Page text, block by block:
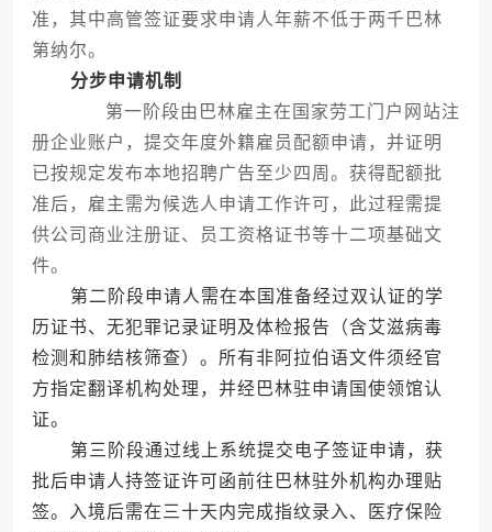
准，其中高管签证要求申请人年薪不低于两千巴林
第纳尔。
分步申请机制
第一阶段由巴林雇主在国家劳工门户网站注
册企业账户，提交年度外籍雇员配额申请，并证明
已按规定发布本地招聘广告至少四周。获得配额批
准后，雇主需为候选人申请工作许可，此过程需提
供公司商业注册证、员工资格证书等十二项基础文
件。
第二阶段申请人需在本国准备经过双认证的学
历证书、无犯罪记录证明及体检报告（含艾滋病毒
检测和肺结核筛查）。所有非阿拉伯语文件须经官
方指定翻译机构处理，并经巴林驻申请国使领馆认
证。
第三阶段通过线上系统提交电子签证申请，获
批后申请人持签证许可函前往巴林驻外机构办理贴
签。入境后需在三十天内完成指纹录入、医疗保险